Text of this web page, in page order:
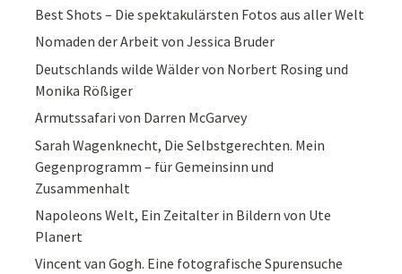
Best Shots – Die spektakulärsten Fotos aus aller Welt
Nomaden der Arbeit von Jessica Bruder
Deutschlands wilde Wälder von Norbert Rosing und
Monika Rößiger
Armutssafari von Darren McGarvey
Sarah Wagenknecht, Die Selbstgerechten. Mein
Gegenprogramm – für Gemeinsinn und
Zusammenhalt
Napoleons Welt, Ein Zeitalter in Bildern von Ute
Planert
Vincent van Gogh. Eine fotografische Spurensuche